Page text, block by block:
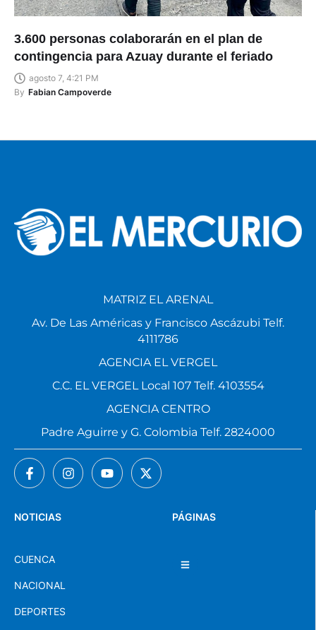
3.600 personas colaborarán en el plan de
contingencia para Azuay durante el feriado
agosto 7, 4:21 PM
By Fabian Campoverde
PÁGINAS
NOTICIAS
CUENCA
NACIONAL
DEPORTES
MATRIZ EL ARENAL
Av. De Las Américas y Francisco Ascázubi Telf.
4111786
AGENCIA EL VERGEL
C.C. EL VERGEL Local 107 Telf. 4103554
AGENCIA CENTRO
Padre Aguirre y G. Colombia Telf. 2824000